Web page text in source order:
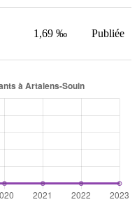
1,69 ‰ Publiée